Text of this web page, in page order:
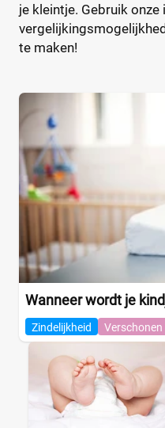
je kleintje. Gebruik
te maken!
Wanneer wordt je
Zindelijkheid Verschonen